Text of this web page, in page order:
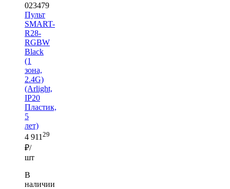
023479
Пульт
SMART-
R28-
RGBW
Black
(1
зона,
2.4G)
(Arlight,
IP20
Пластик,
5
лет)
4 911 29
₽/
шт
В
наличии